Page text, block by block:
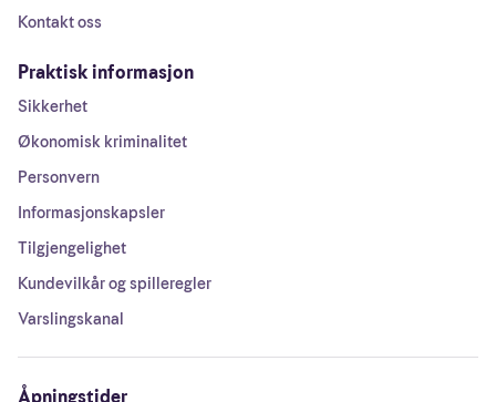
Kontakt oss
Praktisk informasjon
Sikkerhet
Økonomisk kriminalitet
Personvern
Informasjonskapsler
Tilgjengelighet
Kundevilkår og spilleregler
Varslingskanal